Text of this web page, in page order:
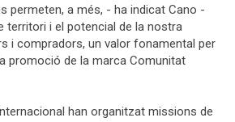
permeten, a més, - ha indicat Cano -
territori i el potencial de la nostra
i compradors, un valor fonamental per
promoció de la marca Comunitat
han organitzat missions de